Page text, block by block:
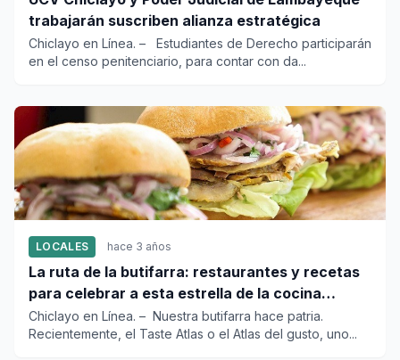
trabajarán suscriben alianza estratégica
Chiclayo en Línea. – Estudiantes de Derecho participarán
en el censo penitenciario, para contar con da...
LOCALES hace 3 años
La ruta de la butifarra: restaurantes y recetas
para celebrar a esta estrella de la cocina
peruana
Chiclayo en Línea. – Nuestra butifarra hace patria.
Recientemente, el Taste Atlas o el Atlas del gusto, uno...